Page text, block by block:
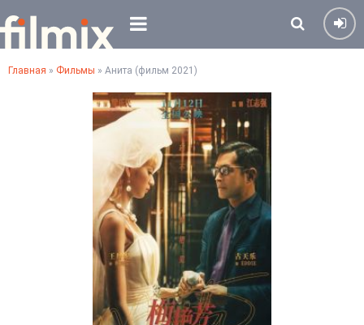
Главная » Фильмы » Анита (фильм 2021)